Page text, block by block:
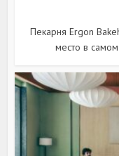
Пекарня Ergon
место в